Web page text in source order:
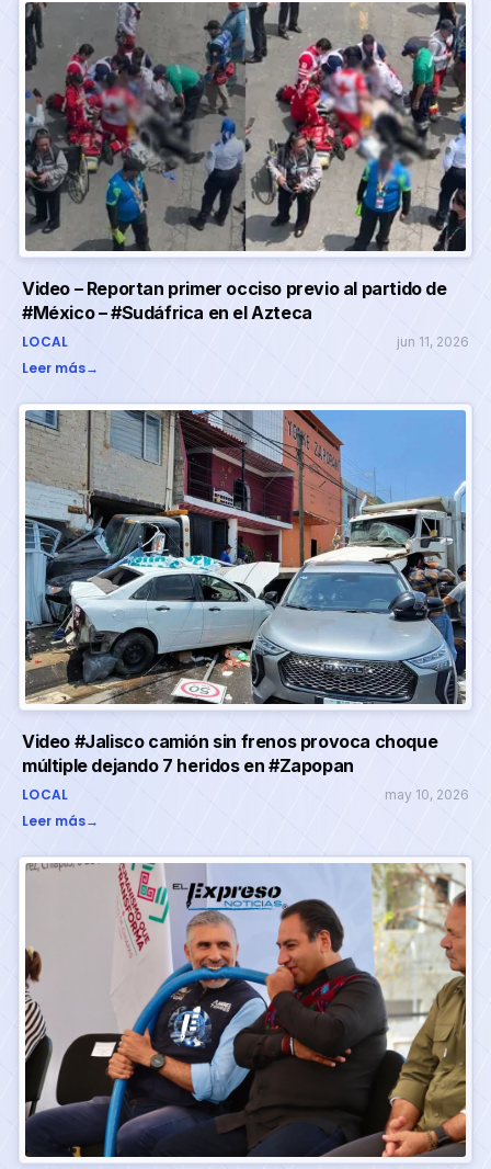
Video – Reportan primer occiso previo al partido de
#México – #Sudáfrica en el Azteca
LOCAL jun 11, 2026
Leer más→
Video #Jalisco camión sin frenos provoca choque
múltiple dejando 7 heridos en #Zapopan
LOCAL may 10, 2026
Leer más→